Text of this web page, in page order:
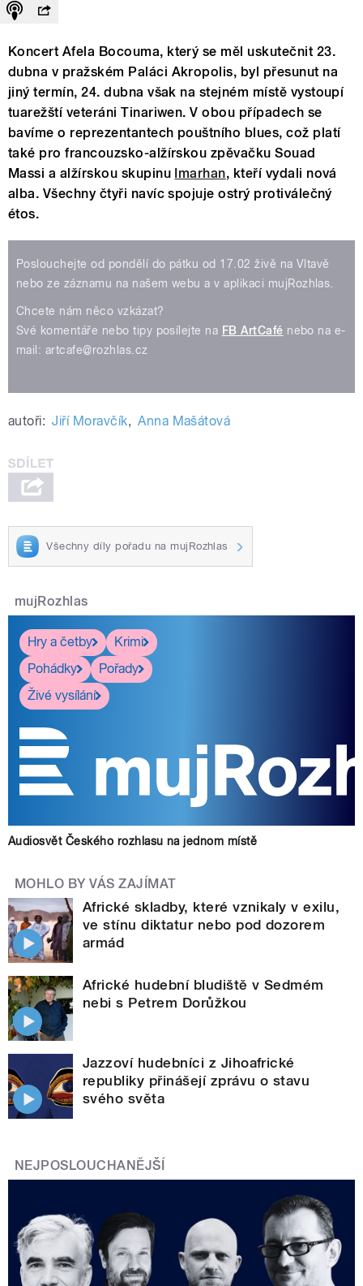
Koncert Afela Bocouma, který se měl uskutečnit 23.
dubna v pražském Paláci Akropolis, byl přesunut na
jiný termín, 24. dubna však na stejném místě vystoupí
tuarežští veteráni Tinariwen. V obou případech se
bavíme o reprezentantech pouštního blues, což platí
také pro francouzsko-alžírskou zpěvačku Souad
Massi a alžírskou skupinu Imarhan, kteří vydali nová
alba. Všechny čtyři navíc spojuje ostrý protiválečný
étos.
Poslouchejte od pondělí do pátku od 17.02 živě na Vltavě
nebo ze záznamu na našem webu a v aplikaci mujRozhlas.
Chcete nám něco vzkázat?
Své komentáře nebo tipy posílejte na FB ArtCafé nebo na e-
mail: artcafe@rozhlas.cz
autoři: Jiří Moravčík, Anna Mašátová
Všechny díly pořadu na mujRozhlas
mujRozhlas
Hry a četby
Krimi
Pohádky
Pořady
Živé vysílání
Audiosvět Českého rozhlasu na jednom místě
MOHLO BY VÁS ZAJÍMAT
Africké skladby, které vznikaly v exilu,
ve stínu diktatur nebo pod dozorem
armád
Africké hudební bludiště v Sedmém
nebi s Petrem Dorůžkou
Jazzoví hudebníci z Jihoafrické
republiky přinášejí zprávu o stavu
svého světa
NEJPOSLOUCHANĚJŠÍ